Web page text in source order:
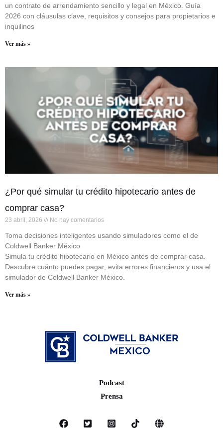
un contrato de arrendamiento sencillo y legal en México. Guía
2026 con cláusulas clave, requisitos y consejos para propietarios e
inquilinos
Ver más »
¿Por qué simular tu crédito hipotecario antes de
comprar casa?
23 abril, 2026 No hay comentarios
Toma decisiones inteligentes usando simuladores como el de
Coldwell Banker México
Simula tu crédito hipotecario en México antes de comprar casa.
Descubre cuánto puedes pagar, evita errores financieros y usa el
simulador de Coldwell Banker México.
Ver más »
Podcast
Prensa